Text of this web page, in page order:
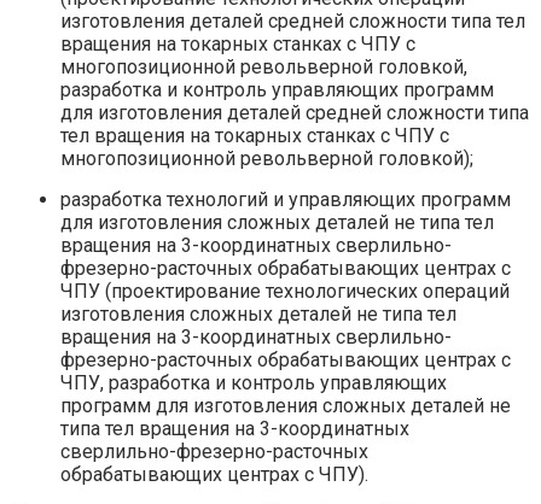
изготовления деталей средней сложности типа тел
вращения на токарных станках с ЧПУ с
многопозиционной револьверной головкой,
разработка и контроль управляющих программ
для изготовления деталей средней сложности типа
тел вращения на токарных станках с ЧПУ с
многопозиционной револьверной головкой);
разработка технологий и управляющих программ
для изготовления сложных деталей не типа тел
вращения на 3-координатных сверлильно-
фрезерно-расточных обрабатывающих центрах с
ЧПУ (проектирование технологических операций
изготовления сложных деталей не типа тел
вращения на 3-координатных сверлильно-
фрезерно-расточных обрабатывающих центрах с
ЧПУ, разработка и контроль управляющих
программ для изготовления сложных деталей не
типа тел вращения на 3-координатных
сверлильно-фрезерно-расточных
обрабатывающих центрах с ЧПУ).